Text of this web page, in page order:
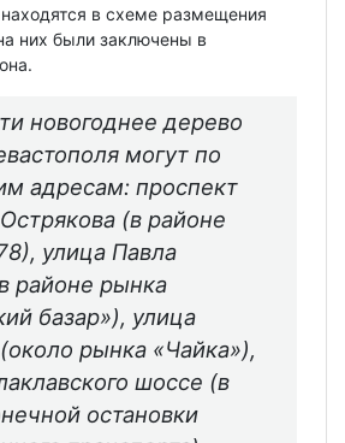
в схеме размещения
них были заключены в
новогоднее дерево
могут по
адресам: проспект
(в районе
улица Павла
районе рынка
базар»), улица
рынка «Чайка»),
шоссе (в
остановки